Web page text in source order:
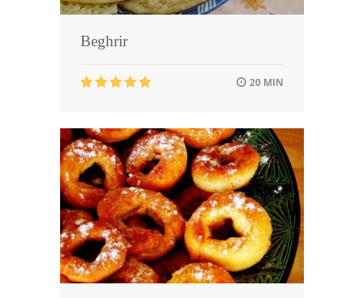
Beghrir
20 MIN